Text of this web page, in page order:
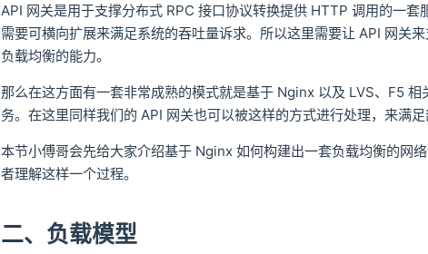
API 网关是用于支撑分布式 RPC 接口协议转换提供 HTTP 调用的一套
需要可横向扩展来满足系统的吞吐量诉求。所以这里需要让 API 网关
负载均衡的能力。
那么在这方面有一套非常成熟的模式就是基于 Nginx 以及 LVS、F5 相
务。在这里同样我们的 API 网关也可以被这样的方式进行处理，来满足
本节小傅哥会先给大家介绍基于 Nginx 如何构建出一套负载均衡的网
者理解这样一个过程。
二、负载模型